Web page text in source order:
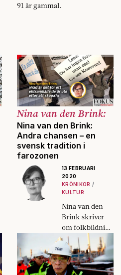
91 år gammal.
Nina van den Brink:
Nina van den Brink:
Andra chansen – en
svensk tradition i
farozonen
13 FEBRUARI
2020
KRÖNIKOR
KULTUR
Nina van den
Brink skriver
om folkbildning
och om en
andra chans
som håller på
att försvinna i